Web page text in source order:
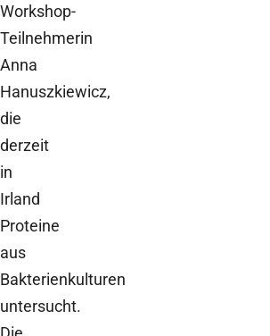
Workshop-
Teilnehmerin
Anna
Hanuszkiewicz,
die
derzeit
in
Irland
Proteine
aus
Bakterienkulturen
untersucht.